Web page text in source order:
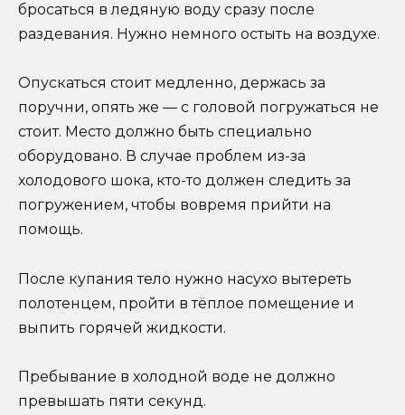
бросаться в ледяную воду сразу после
раздевания. Нужно немного остыть на воздухе.
Опускаться стоит медленно, держась за
поручни, опять же — с головой погружаться не
стоит. Место должно быть специально
оборудовано. В случае проблем из-за
холодового шока, кто-то должен следить за
погружением, чтобы вовремя прийти на
помощь.
После купания тело нужно насухо вытереть
полотенцем, пройти в тёплое помещение и
выпить горячей жидкости.
Пребывание в холодной воде не должно
превышать пяти секунд.